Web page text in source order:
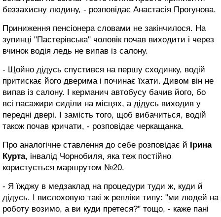
беззахисну людину, - розповідає Анастасія Прогунова.
Приниження пенсіонера словами не закінчилося. На
зупинці "Пастерівська" чоловік почав виходити і через
вчинок водія ледь не випав із салону.
- Щойно дідусь спустився на першу сходинку, водій
притискає його дверима і починає їхати. Дивом він не
випав із салону. І керманич автобусу бачив його, бо
всі пасажири сиділи на місцях, а дідусь виходив у
передні двері. І замість того, щоб вибачиться, водій
також почав кричати, - розповідає черкащанка.
Про аналогічне ставлення до себе розповідає й
Ірина
Курта, інвалід Чорнобиля, яка теж постійно
користується маршрутом №20.
- Я їжджу в медзаклад на процедури туди ж, куди й
дідусь. І вислоховую такі ж репліки типу: "ми людей на
роботу возимо, а ви куди претеся?" тощо, - каже пані